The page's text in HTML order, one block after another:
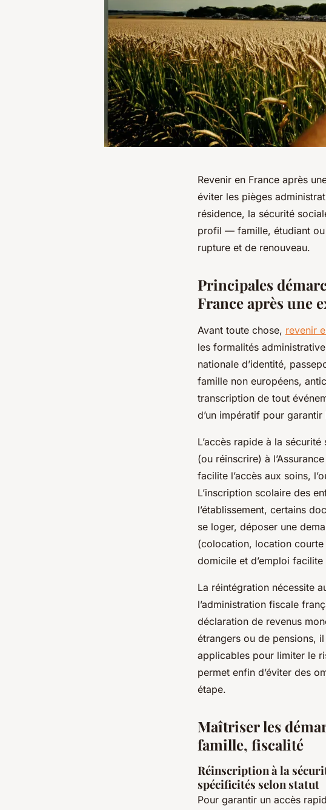
Revenir en France après
éviter les pièges
résidence, la sécurité
profil — famille, étudiant
rupture et de renouveau.
Principales
France après une
Avant toute chose, revenir
les formalités
nationale d’identité,
famille non européens,
transcription de tout
d’un impératif pour
L’accès rapide à la
(ou réinscrire) à
facilite l’accès aux soins,
L’inscription scolaire des
l’établissement, certains
se loger, déposer une
(colocation, location
domicile et d’emploi
La réintégration nécessite
l’administration fiscale
déclaration de revenus
étrangers ou de pensions,
applicables pour limiter le
permet enfin d’éviter des
étape.
Maîtriser les
famille, fiscalité
Réinscription à la
spécificités selon statut
Pour garantir un accès